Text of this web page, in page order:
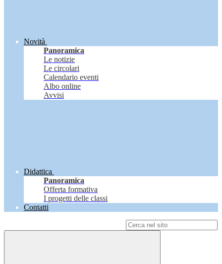
Novità
Panoramica
Le notizie
Le circolari
Calendario eventi
Albo online
Avvisi
Didattica
Panoramica
Offerta formativa
I progetti delle classi
Contatti